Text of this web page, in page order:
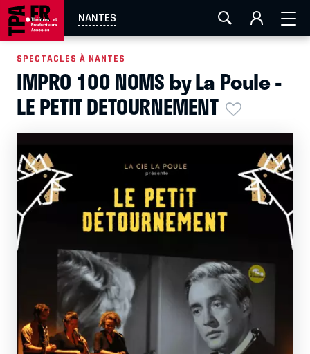
NANTES
AIX-MARSEILLE AURAY LA ROCHELLE
EN TOURNÉE
SPECTACLES À NANTES
IMPRO 100 NOMS by La Poule -
LE PETIT DETOURNEMENT